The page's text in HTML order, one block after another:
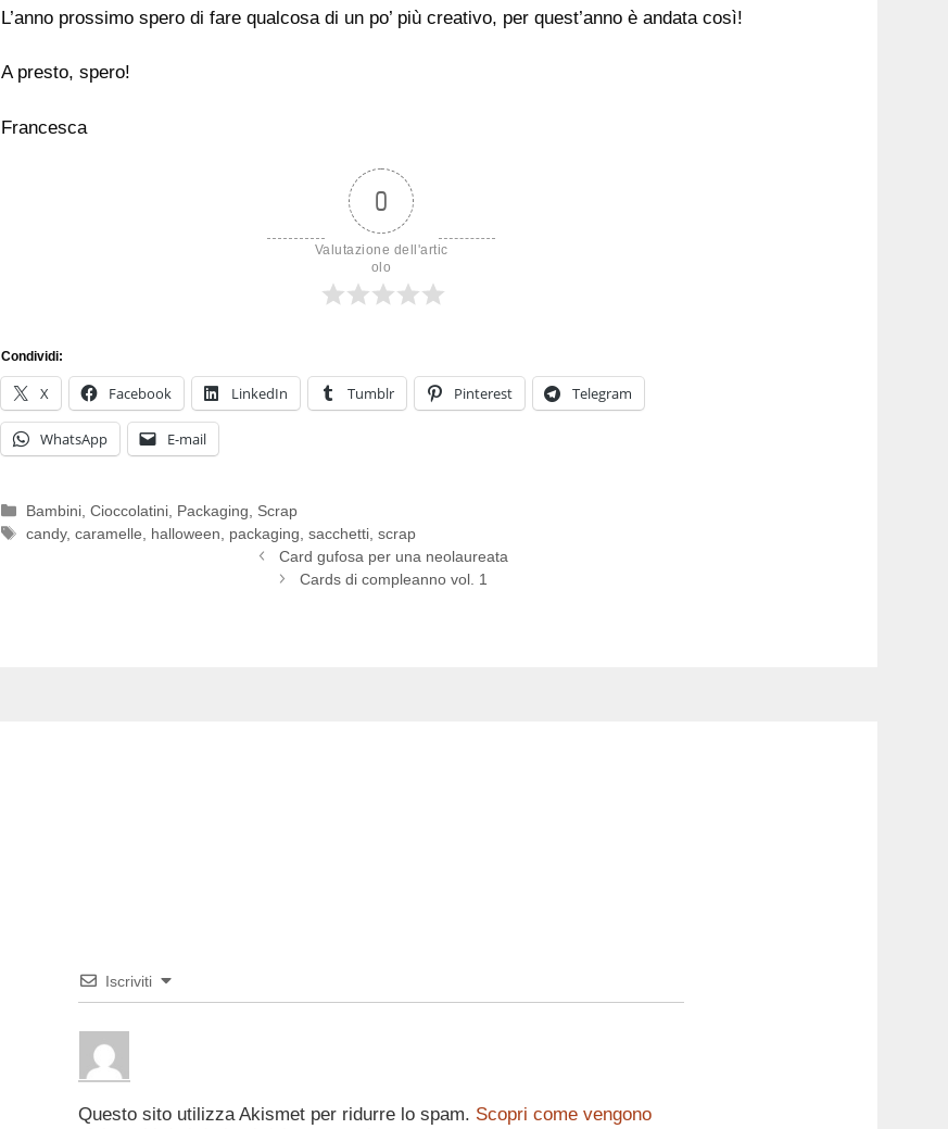
L’anno prossimo spero di fare qualcosa di un po’ più creativo, per quest’anno è andata così!
A presto, spero!
Francesca
0
Valutazione dell'artic
olo
Condividi:
X Facebook LinkedIn Tumblr Pinterest Telegram
WhatsApp E-mail
Categorie
Bambini ,Cioccolatini Packaging
Scrap
Tag
candy,caramelle halloween packaging ,sacchetti ,scrap
Card gufosa per una neolaureata
Cards di compleanno vol. 1
Iscriviti
Questo sito utilizza Akismet per ridurre lo spam. Scopri come vengono